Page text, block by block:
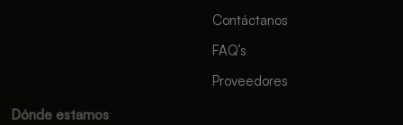
Contáctanos
FAQ’s
Proveedores
Dónde estamos